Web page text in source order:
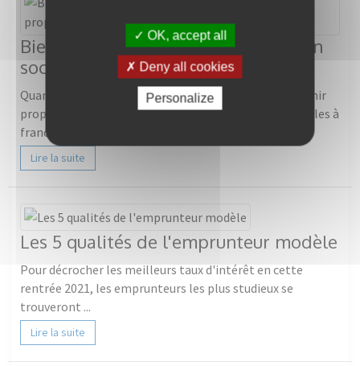
Bienvenue chez vous avec l'accession
sociale à la propriété
Quand on est jeune et/ou avec de petits revenus, devenir
propriétaire paraît impossible. On imagine les obstacles à
franchir et ...
Lire la suite
Les 5 qualités de l'emprunteur modèle
Pour décrocher les meilleurs taux d'intérêt en cette
rentrée 2021, les emprunteurs les plus studieux se
trouveront ...
Lire la suite
OK, accept all
Deny all cookies
Personalize